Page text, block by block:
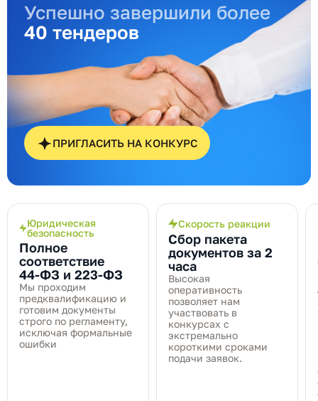
Успешно завершили более
40 тендеров
ПРИГЛАСИТЬ НА КОНКУРС
Юридическая
безопасность
Полное
соответствие
44‑ФЗ и 223‑ФЗ
Мы проходим
предквалификацию и
готовим документы
строго по регламенту,
исключая формальные
ошибки
Скорость реакции
Сбор пакета
документов за 2
часа
Высокая
оперативность
позволяет нам
участвовать в
конкурсах с
экстремально
короткими сроками
подачи заявок.